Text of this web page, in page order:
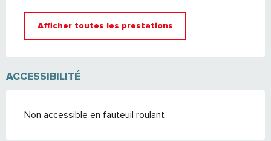
Afficher toutes les prestations
ACCESSIBILITÉ
Non accessible en fauteuil roulant